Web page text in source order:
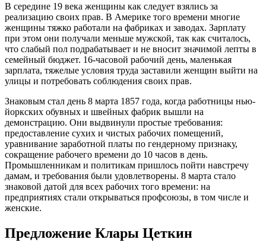
В середине 19 века женщины как следует взялись за
реализацию своих прав. В Америке того времени многие
женщины тяжко работали на фабриках и заводах. Зарплату
при этом они получали меньше мужской, так как считалось,
что слабый пол подрабатывает и не вносит значимой лепты в
семейный бюджет. 16-часовой рабочий день, маленькая
зарплата, тяжелые условия труда заставили женщин выйти на
улицы и потребовать соблюдения своих прав.
Знаковым стал день 8 марта 1857 года, когда работницы нью-
йоркских обувных и швейных фабрик вышли на
демонстрацию. Они выдвинули простые требования:
предоставление сухих и чистых рабочих помещений,
уравнивание заработной платы по гендерному признаку,
сокращение рабочего времени до 10 часов в день.
Промышленникам и политикам пришлось пойти навстречу
дамам, и требования были удовлетворены. 8 марта стало
знаковой датой для всех рабочих того времени: на
предприятиях стали открываться профсоюзы, в том числе и
женские.
Предложение Клары Цеткин